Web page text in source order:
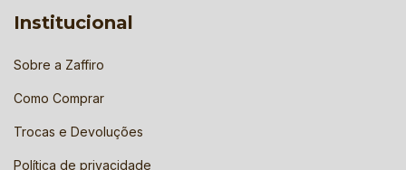
Institucional
Sobre a Zaffiro
Como Comprar
Trocas e Devoluções
Política de privacidade